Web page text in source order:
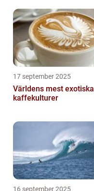
17 september 2025
Världens mest exotiska
kaffekulturer
16 september 2025